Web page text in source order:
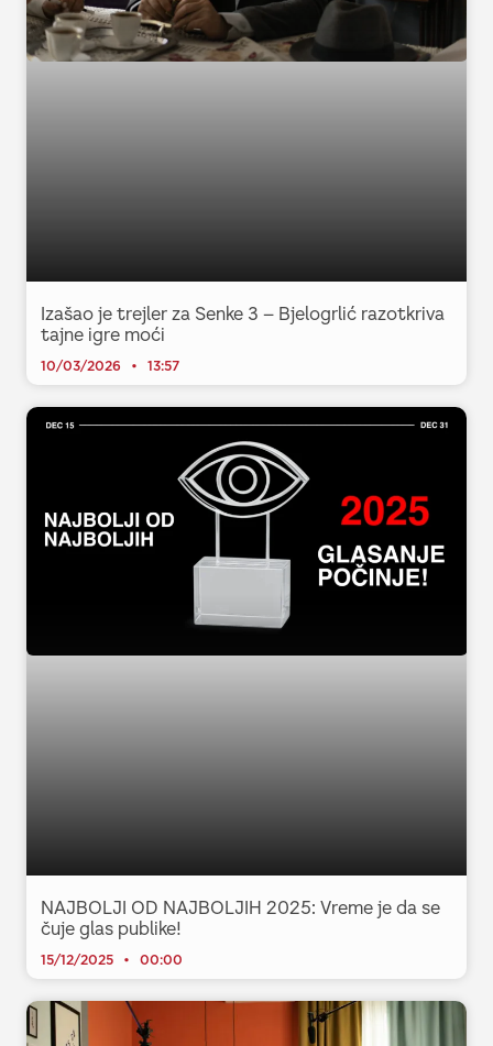
Izašao je trejler za Senke 3 – Bjelogrlić razotkriva
tajne igre moći
10/03/2026 13:57
NAJBOLJI OD NAJBOLJIH 2025: Vreme je da se
čuje glas publike!
15/12/2025 00:00